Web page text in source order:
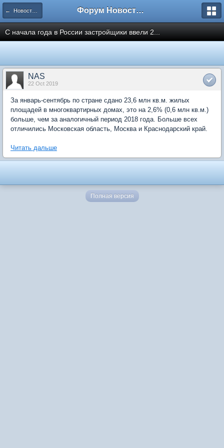
← Новости рынка недвижимости Форум Новостройки
С начала года в России застройщики ввели 2...
NAS
22 Oct 2019
За январь-сентябрь по стране сдано 23,6 млн кв.м. жилых
площадей в многоквартирных домах, это на 2,6% (0,6 млн кв.м.)
больше, чем за аналогичный период 2018 года. Больше всех
отличились Московская область, Москва и Краснодарский край.
Читать дальше
Полная версия